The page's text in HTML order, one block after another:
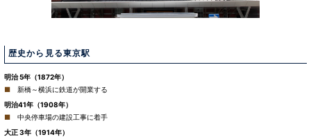
歴史から見る東京駅
明治 5年（1872年）
新橋～横浜に鉄道が開業する
明治41年（1908年）
中央停車場の建設工事に着手
大正 3年（1914年）